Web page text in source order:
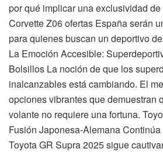
por qué implicar una exclusividad
Corvette Z06 ofertas España serán
para quienes buscan un deportivo
La Emoción Accesible:
Bolsillos La noción de que los
inalcanzables está cambiando. El
opciones vibrantes que demuestran
volante no requiere una fortuna.
Fusión Japonesa-Alemana
Toyota GR Supra 2025 sigue